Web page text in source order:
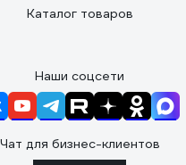
Каталог товаров
Наши соцсети
Чат для бизнес-клиентов